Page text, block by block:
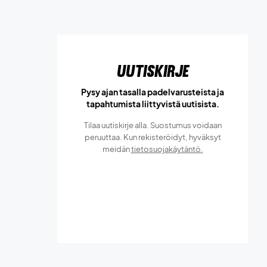
Uutiskirje
Pysy ajan tasalla padelvarusteista ja
tapahtumista liittyvistä uutisista.
Tilaa uutiskirje alla. Suostumus voidaan
peruuttaa. Kun rekisteröidyt, hyväksyt
meidäntietosuojakäytäntö.